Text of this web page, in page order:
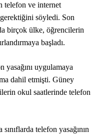
telefon ve internet
gerektiğini söyledi. Son
birçok ülke, öğrencilerin
başladı.
yasağını uygulamaya
dahil etmişti. Güney
okul saatlerinde telefon
telefon yasağının